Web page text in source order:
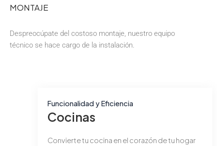
MONTAJE
Despreocúpate del costoso montaje, nuestro equipo
técnico se hace cargo de la instalación.
Funcionalidad y Eficiencia
Cocinas
Convierte tu cocina en el corazón de tu hogar